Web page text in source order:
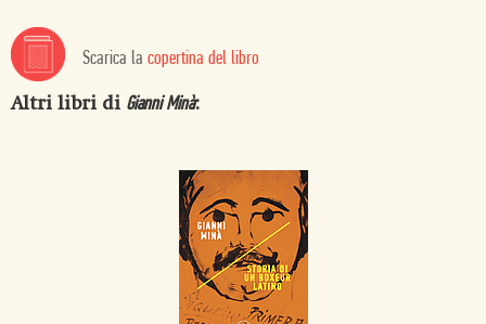
Scarica la copertina del libro
Altri libri di Gianni Minà: